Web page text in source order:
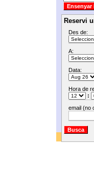
Reservi
Des de:
A:
Data:
Hora de
:
email (no